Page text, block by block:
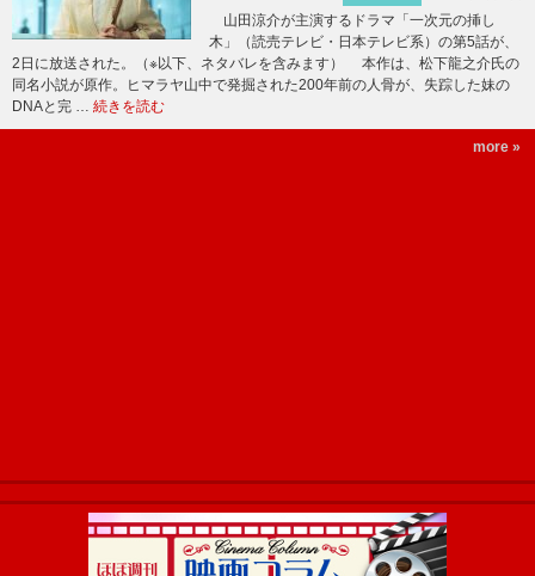
山田涼介が主演するドラマ「一次元の挿し
木」（読売テレビ・日本テレビ系）の第5話が、
2日に放送された。（※以下、ネタバレを含みます） 本作は、松下龍之介氏の
同名小説が原作。ヒマラヤ山中で発掘された200年前の人骨が、失踪した妹の
DNAと完 … 続きを読む
more »